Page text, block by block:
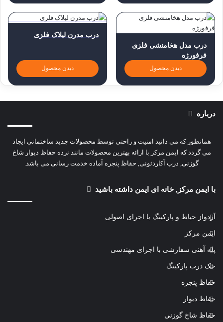
درب مدل هخامنشی فلزی
فرفورژه
دیدن محصول
درب مدرن لیلاک فلزی
دیدن محصول
درباره
همانطور که می دانید امنیت و راحتی توسط محصولات جدید ساختمانی ایجاد
می گردد که ایمن مرکز با ارائه بهترین محصولات مانند نرده حفاظ دیوار شاخ
گوزنی, درب آکاردئونی, حفاظ پنجره آماده خدمت رسانی می باشد.
با ایمن مرکز, خانه ای ایمن داشته باشید
آردواز حیاط و پارکینگ با اجرای اصولی
ایمن مرکز
پله آهنی سفارشی با اجرای مهندسی
جک درب پارکینگ
حفاظ پنجره
حفاظ دیوار
حفاظ شاخ گوزنی